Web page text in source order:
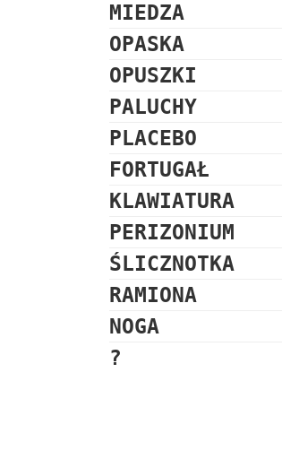
MIEDZA
OPASKA
OPUSZKI
PALUCHY
PLACEBO
FORTUGAŁ
KLAWIATURA
PERIZONIUM
ŚLICZNOTKA
RAMIONA
NOGA
?